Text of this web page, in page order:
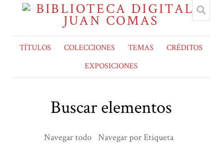
TÍTULOS COLECCIONES TEMAS
CRÉDITOS
EXPOSICIONES
Buscar elementos
Navegar todo Navegar por Etiqueta